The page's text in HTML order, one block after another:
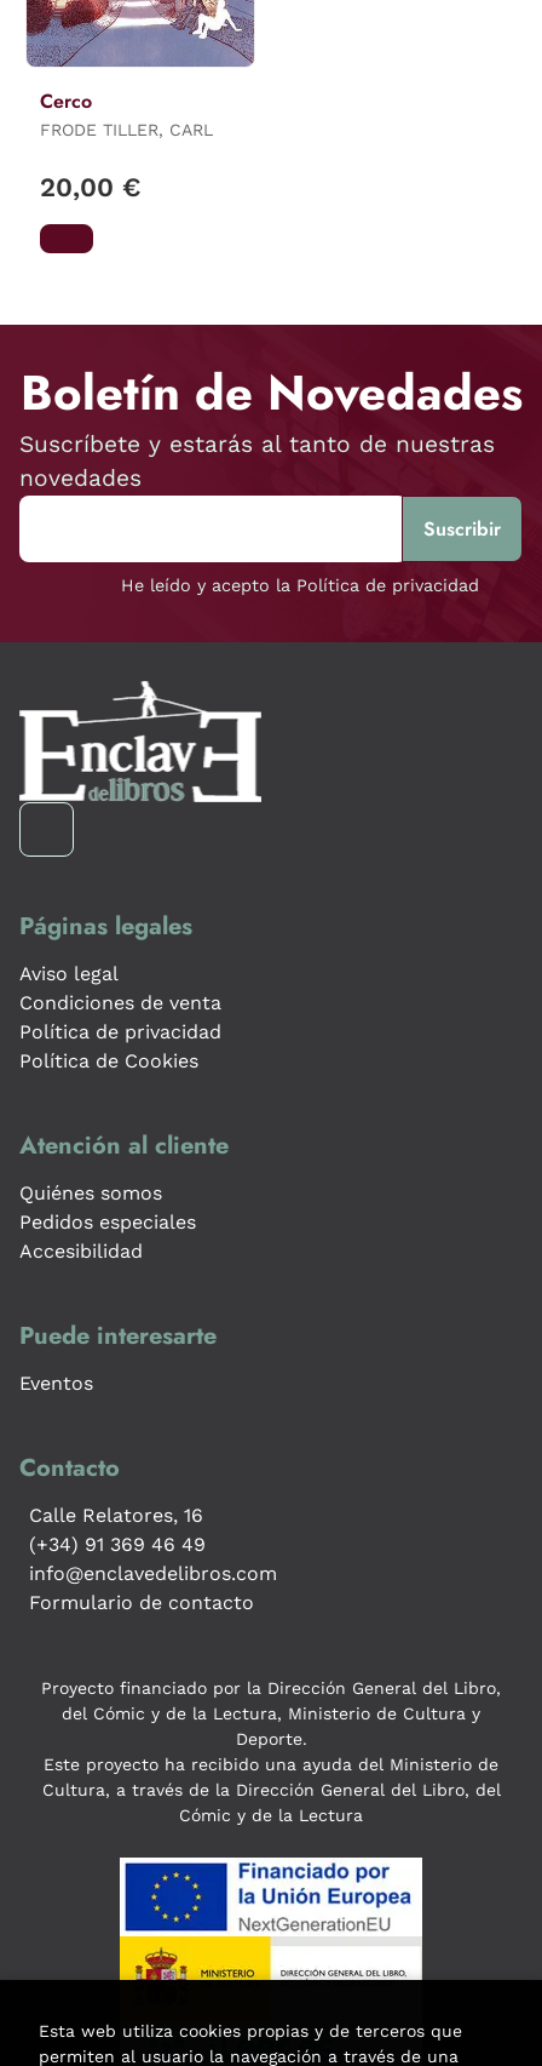
Cerco
FRODE TILLER, CARL
20,00 €
Boletín de Novedades
Suscríbete y estarás al tanto de nuestras
novedades
He leído y acepto la Política de privacidad
Páginas legales
Aviso legal
Condiciones de venta
Política de privacidad
Política de Cookies
Atención al cliente
Quiénes somos
Pedidos especiales
Accesibilidad
Puede interesarte
Eventos
Contacto
Calle Relatores, 16
(+34) 91 369 46 49
info@enclavedelibros.com
Formulario de contacto
Proyecto financiado por la Dirección General del Libro,
del Cómic y de la Lectura, Ministerio de Cultura y
Deporte.
Este proyecto ha recibido una ayuda del Ministerio de
Cultura, a través de la Dirección General del Libro, del
Cómic y de la Lectura
Esta web utiliza cookies propias y de terceros que
permiten al usuario la navegación a través de una